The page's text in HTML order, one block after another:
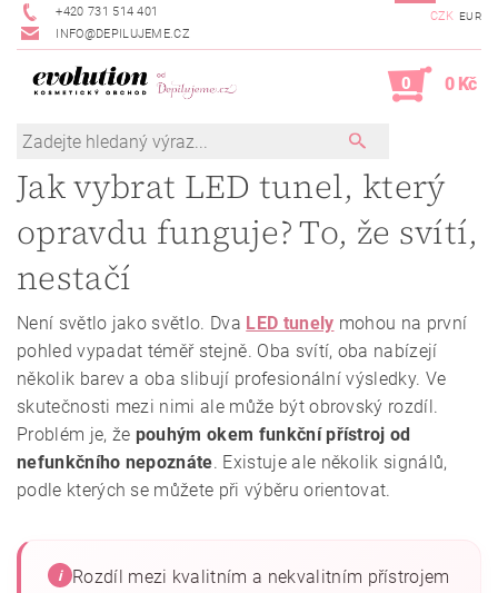
+420 731 514 401
INFO@DEPILUJEME.CZ
CZK EUR
0 0 Kč
Jak vybrat LED tunel, který
opravdu funguje? To, že svítí,
nestačí
Není světlo jako světlo. Dva LED tunely mohou na první
pohled vypadat téměř stejně. Oba svítí, oba nabízejí
několik barev a oba slibují profesionální výsledky. Ve
skutečnosti mezi nimi ale může být obrovský rozdíl.
Problém je, že pouhým okem funkční přístroj od
nefunkčního nepoznáte. Existuje ale několik signálů,
podle kterých se můžete při výběru orientovat.
i
Rozdíl mezi kvalitním a nekvalitním přístrojem